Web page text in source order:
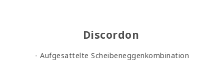
Discordon
Aufgesattelte Scheibeneggenkombination